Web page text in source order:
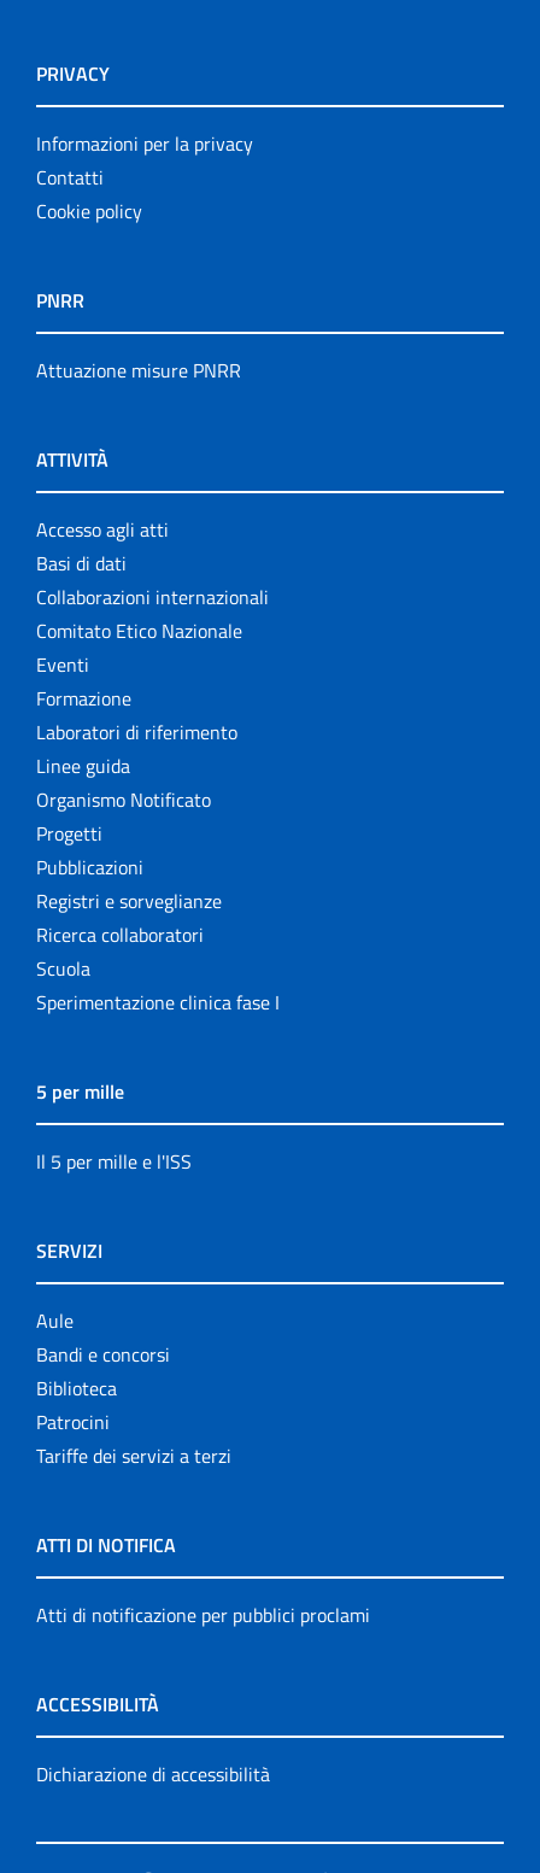
PRIVACY
Informazioni per la privacy
Contatti
Cookie policy
PNRR
Attuazione misure PNRR
ATTIVITÀ
Accesso agli atti
Basi di dati
Collaborazioni internazionali
Comitato Etico Nazionale
Eventi
Formazione
Laboratori di riferimento
Linee guida
Organismo Notificato
Progetti
Pubblicazioni
Registri e sorveglianze
Ricerca collaboratori
Scuola
Sperimentazione clinica fase I
5 per mille
Il 5 per mille e l'ISS
SERVIZI
Aule
Bandi e concorsi
Biblioteca
Patrocini
Tariffe dei servizi a terzi
ATTI DI NOTIFICA
Atti di notificazione per pubblici proclami
ACCESSIBILITÀ
Dichiarazione di accessibilità